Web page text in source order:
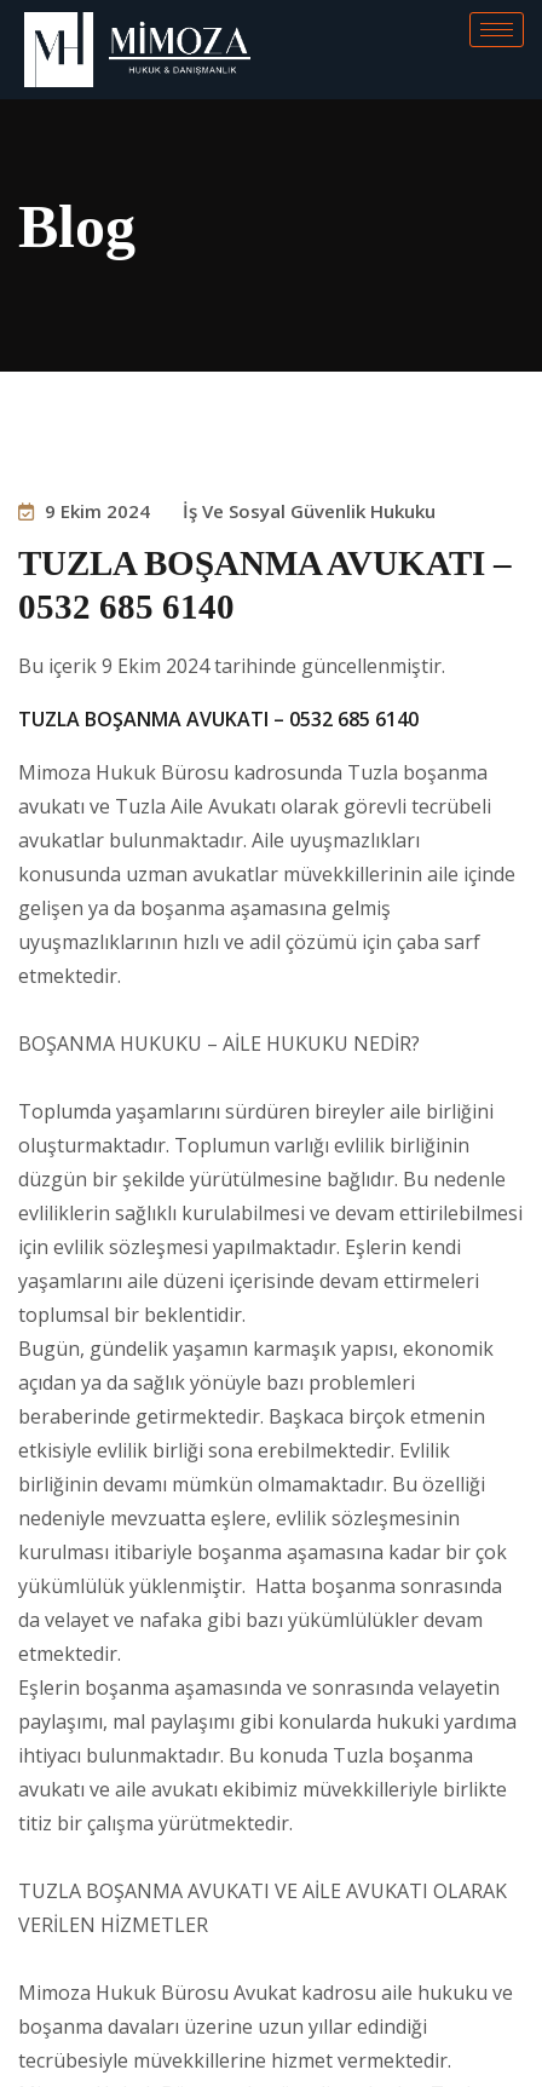
Blog
9 Ekim 2024 İş Ve Sosyal Güvenlik Hukuku
TUZLA BOŞANMA AVUKATI –
0532 685 6140
Bu içerik 9 Ekim 2024 tarihinde güncellenmiştir.
TUZLA BOŞANMA AVUKATI – 0532 685 6140
Mimoza Hukuk Bürosu kadrosunda Tuzla boşanma
avukatı ve Tuzla Aile Avukatı olarak görevli tecrübeli
avukatlar bulunmaktadır. Aile uyuşmazlıkları
konusunda uzman avukatlar müvekkillerinin aile içinde
gelişen ya da boşanma aşamasına gelmiş
uyuşmazlıklarının hızlı ve adil çözümü için çaba sarf
etmektedir.
BOŞANMA HUKUKU – AİLE HUKUKU NEDİR?
Toplumda yaşamlarını sürdüren bireyler aile birliğini
oluşturmaktadır. Toplumun varlığı evlilik birliğinin
düzgün bir şekilde yürütülmesine bağlıdır. Bu nedenle
evliliklerin sağlıklı kurulabilmesi ve devam ettirilebilmesi
için evlilik sözleşmesi yapılmaktadır. Eşlerin kendi
yaşamlarını aile düzeni içerisinde devam ettirmeleri
toplumsal bir beklentidir.
Bugün, gündelik yaşamın karmaşık yapısı, ekonomik
açıdan ya da sağlık yönüyle bazı problemleri
beraberinde getirmektedir. Başkaca birçok etmenin
etkisiyle evlilik birliği sona erebilmektedir. Evlilik
birliğinin devamı mümkün olmamaktadır. Bu özelliği
nedeniyle mevzuatta eşlere, evlilik sözleşmesinin
kurulması itibariyle boşanma aşamasına kadar bir çok
yükümlülük yüklenmiştir. Hatta boşanma sonrasında
da velayet ve nafaka gibi bazı yükümlülükler devam
etmektedir.
Eşlerin boşanma aşamasında ve sonrasında velayetin
paylaşımı, mal paylaşımı gibi konularda hukuki yardıma
ihtiyacı bulunmaktadır. Bu konuda Tuzla boşanma
avukatı ve aile avukatı ekibimiz müvekkilleriyle birlikte
titiz bir çalışma yürütmektedir.
TUZLA BOŞANMA AVUKATI VE AİLE AVUKATI OLARAK
VERİLEN HİZMETLER
Mimoza Hukuk Bürosu Avukat kadrosu aile hukuku ve
boşanma davaları üzerine uzun yıllar edindiği
tecrübesiyle müvekkillerine hizmet vermektedir.